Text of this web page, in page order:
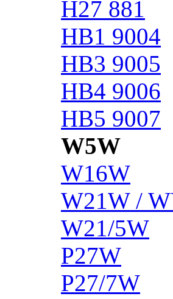
H27 881
HB1 9004
HB3 9005
HB4 9006
HB5 9007
W5W
W16W
W21W /
W21/5W
P27W
P27/7W